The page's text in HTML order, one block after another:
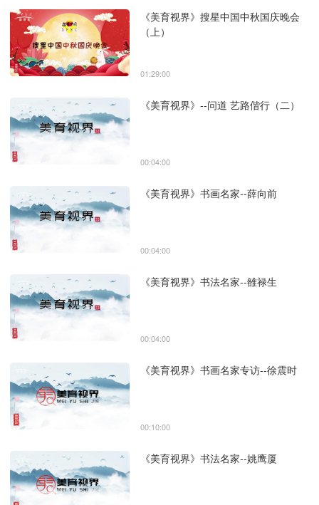
《美育视界》搜星中国中秋国庆晚会
（上）
01:29:00
《美育视界》--问道 艺路偕行（二）
00:04:00
《美育视界》书画名家--薛向前
00:04:00
《美育视界》书法名家--雒禄生
00:04:00
《美育视界》书画名家专访--徐震时
00:10:00
《美育视界》书法名家--姚鹰厦